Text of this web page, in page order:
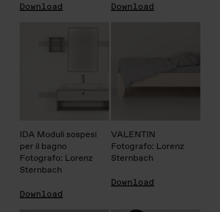
Download Download
IDA Moduli sospesi
per il bagno
Fotografo: Lorenz
Sternbach
Download
VALENTIN
Fotografo: Lorenz
Sternbach
Download